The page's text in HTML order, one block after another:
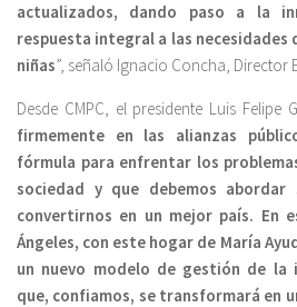
actualizados, dando paso a la
respuesta integral a las necesidades
niñas”, señaló Ignacio Concha, Director
Desde CMPC, el presidente Luis Felipe
firmemente en las alianzas
fórmula para enfrentar los
sociedad y que debemos abordar
convertirnos en un mejor país. En
Ángeles, con este hogar de María
un nuevo modelo de gestión de la
que, confiamos, se transformará en